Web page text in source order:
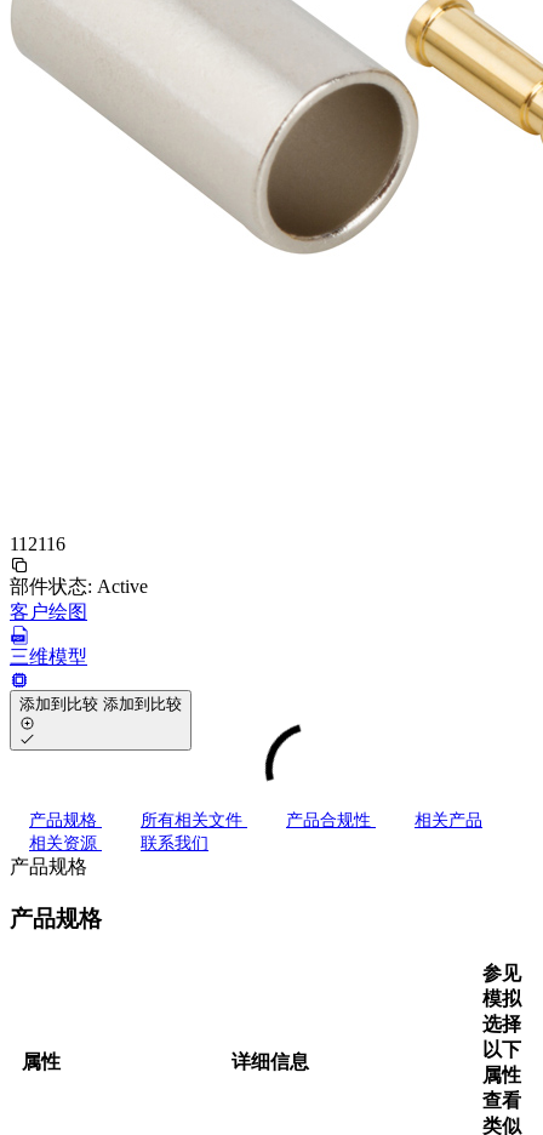
112116
部件状态: Active
客户绘图
三维模型
添加到比较 添加到比较
产品规格 所有相关文件 产品合规性
相关产品
相关资源
联系我们
产品规格
产品规格
属性 详细信息
参见
模拟
选择
以下
属性
查看
类似